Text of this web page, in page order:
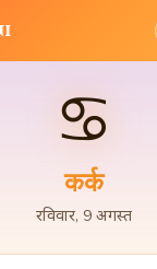
♋
कर्क
रविवार, 9 अगस्त